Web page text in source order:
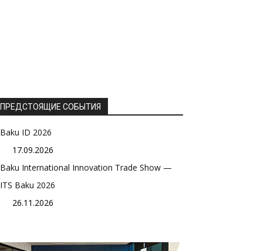
ПРЕДСТОЯЩИЕ СОБЫТИЯ
Baku ID 2026
17.09.2026
Baku International Innovation Trade Show —
ITS Baku 2026
26.11.2026